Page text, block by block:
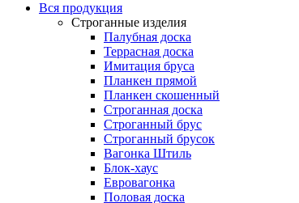
Вся продукция
Строганные изделия
Палубная доска
Террасная доска
Имитация бруса
Планкен прямой
Планкен скошенный
Строганная доска
Строганный брус
Строганный брусок
Вагонка Штиль
Блок-хаус
Евровагонка
Половая доска